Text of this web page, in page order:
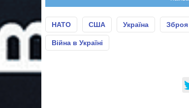
НАТО США Україна Зброя
Війна в Україні